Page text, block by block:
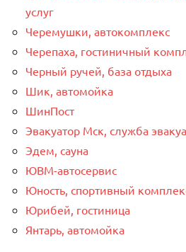
услуг
Черемушки, автокомплекс
Черепаха, гостиничный
Черный ручей, база отдыха
Шик, автомойка
ШинПост
Эвакуатор Мск, служба
Эдем, сауна
ЮВМ-автосервис
Юность, спортивный
Юрибей, гостиница
Янтарь, автомойка